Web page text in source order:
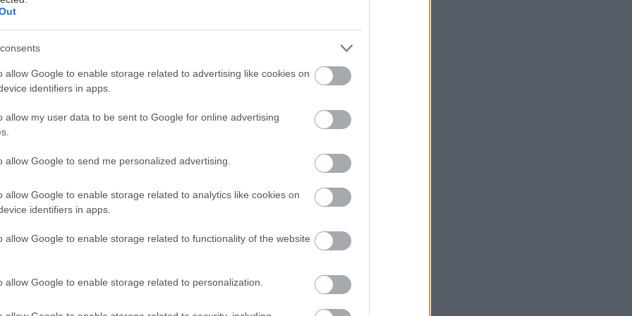
allow Google to enable storage related to advertising like cookies on
identifiers in apps.
allow my user data to be sent to Google for online advertising
allow Google to send me personalized advertising.
allow Google to enable storage related to analytics like cookies on
identifiers in apps.
allow Google to enable storage related to functionality of the website
allow Google to enable storage related to personalization.
βραδιά αφιερωμένη στη νέα εποχή της Nissan, παρουσιάστηκε για
ελληνικό Τύπο η έκτη γενιά του Micra, σηματοδοτώντας την
από τα πιο εμβληματικά μοντέλα στην ιστορία της μάρκας.
παρουσίαση πραγματοποιήθηκε στο Μουσείο Ιδρύματος Βασίλη
έναν χώρο αφιερωμένο στη σύγχρονη τέχνη, που φιλοξενεί
συλλογές μοντέρνας τέχνης στην Αθήνα.
υψηλής αισθητικής και πολιτισμού, οι δημοσιογράφοι
να γνωρίσουν από κοντά το 100% ηλεκτρικό Micra και να
νέο κεφάλαιο ενός μοντέλου που έχει αφήσει το δικό του
παγκόσμια αυτοκινητοβιομηχανία εδώ και περισσότερα από 40